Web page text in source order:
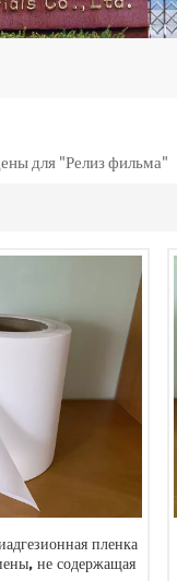
для "Релиз фильма"
пленка
не содержащая